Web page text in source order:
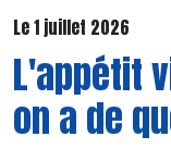
Le 1 juillet 2026
L'appétit
on a de